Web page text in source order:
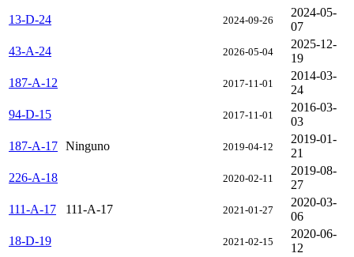
13-D-24
2024-09-26
2024-05-
07
43-A-24
2026-05-04
2025-12-
19
187-A-12
2017-11-01
2014-03-
24
94-D-15
2017-11-01
2016-03-
03
187-A-17 Ninguno 2019-04-12
2019-01-
21
226-A-18
2020-02-11
2019-08-
27
111-A-17
111-A-17 2021-01-27
2020-03-
06
18-D-19
2021-02-15
2020-06-
12